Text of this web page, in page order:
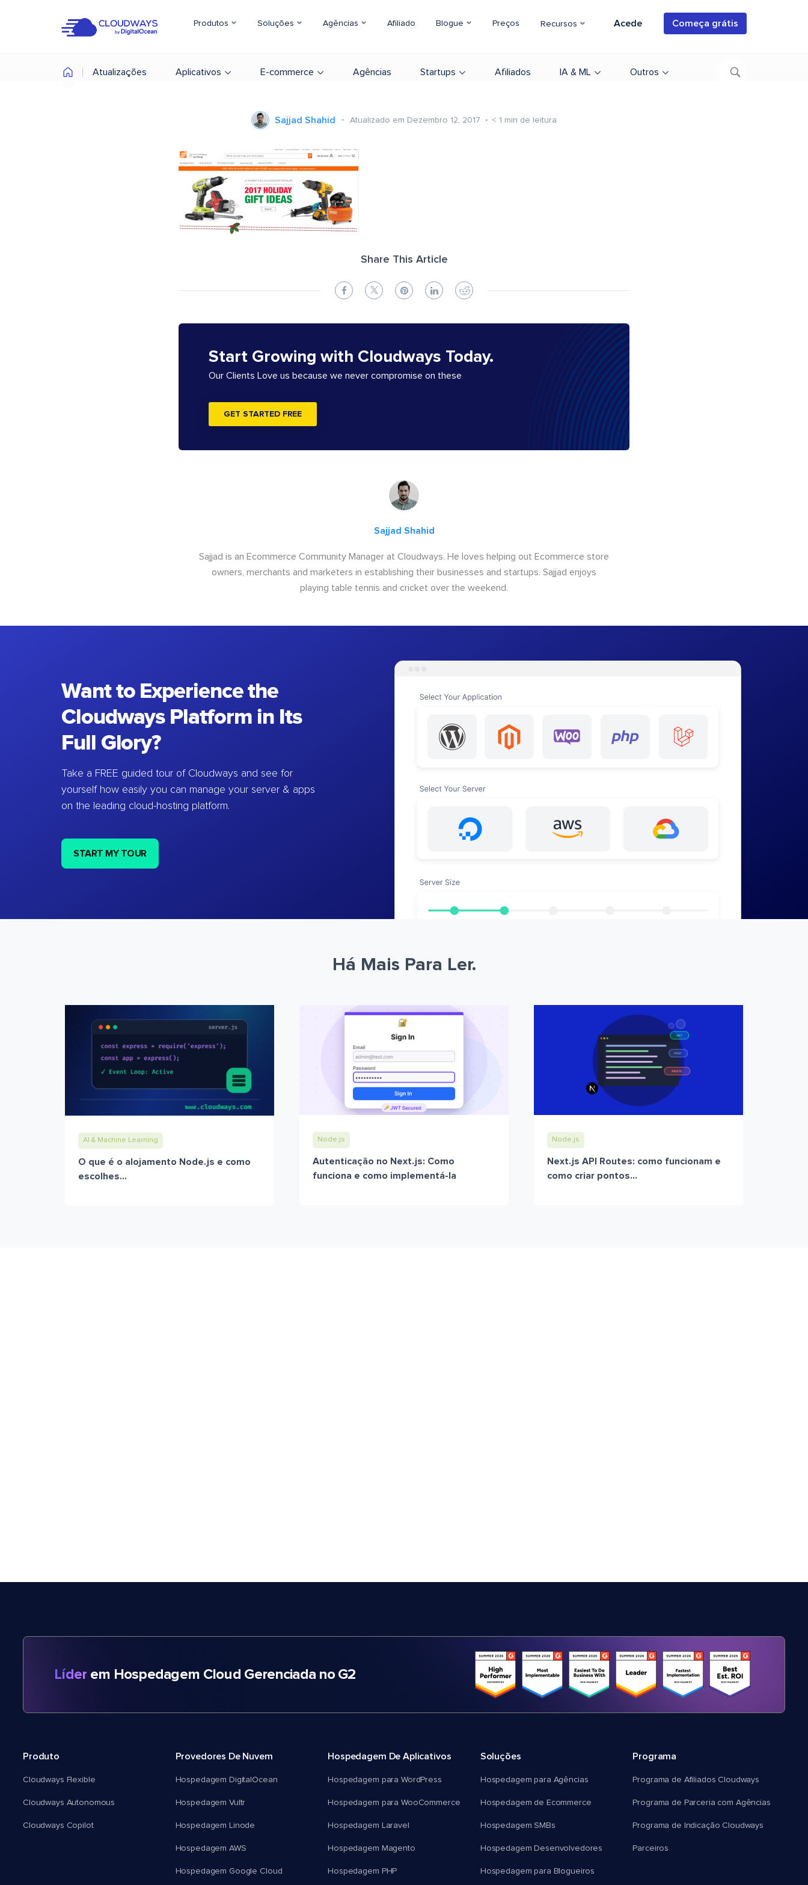
Produtos Soluções Agências Afiliado Blogue Preços Recursos Acede Começa grátis
Atualizações Aplicativos E-commerce Agências Startups Afiliados IA & ML Outros
Sajjad Shahid Atualizado em Dezembro 12, 2017 < 1 min de leitura
Share This Article
Start Growing with Cloudways Today.
Our Clients Love us because we never compromise on these
GET STARTED FREE
Sajjad Shahid
Sajjad is an Ecommerce Community Manager at Cloudways. He loves helping out Ecommerce store
owners, merchants and marketers in establishing their businesses and startups. Sajjad enjoys
playing table tennis and cricket over the weekend.
Want to Experience the
Cloudways Platform in Its
Full Glory?
Take a FREE guided tour of Cloudways and see for
yourself how easily you can manage your server & apps
on the leading cloud-hosting platform.
START MY TOUR
Há Mais Para Ler.
AI & Machine Learning
O que é o alojamento Node.js e como
escolhes...
Node.js
Autenticação no Next.js: Como
funciona e como implementá-la
Node.js
Next.js API Routes: como funcionam e
como criar pontos...
Líder em Hospedagem Cloud Gerenciada no G2
Produto
Cloudways Flexible
Cloudways Autonomous
Cloudways Copilot
Provedores De Nuvem
Hospedagem DigitalOcean
Hospedagem Vultr
Hospedagem Linode
Hospedagem AWS
Hospedagem Google Cloud
Hospedagem De Aplicativos
Hospedagem para WordPress
Hospedagem para WooCommerce
Hospedagem Laravel
Hospedagem Magento
Hospedagem PHP
Soluções
Hospedagem para Agências
Hospedagem de Ecommerce
Hospedagem SMBs
Hospedagem Desenvolvedores
Hospedagem para Blogueiros
Programa
Programa de Afiliados Cloudways
Programa de Parceria com Agências
Programa de Indicação Cloudways
Parceiros